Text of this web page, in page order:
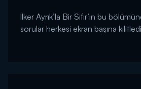
İlker Ayrık’la Bir Sıfır’ın bu
sorular herkesi ekran başına